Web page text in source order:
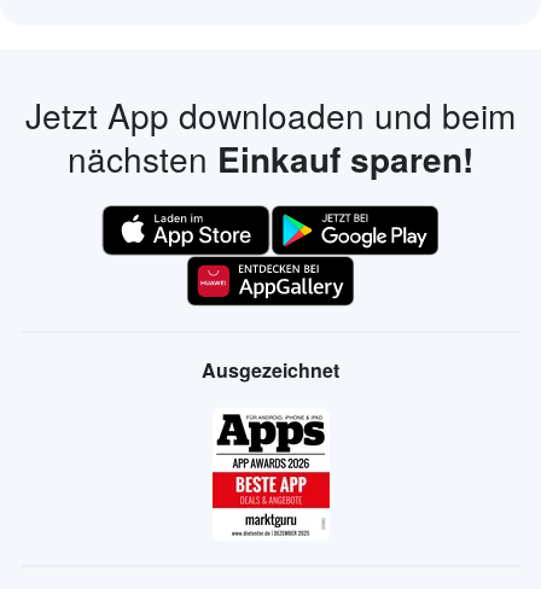
Jetzt App downloaden und beim
nächsten Einkauf sparen!
Ausgezeichnet